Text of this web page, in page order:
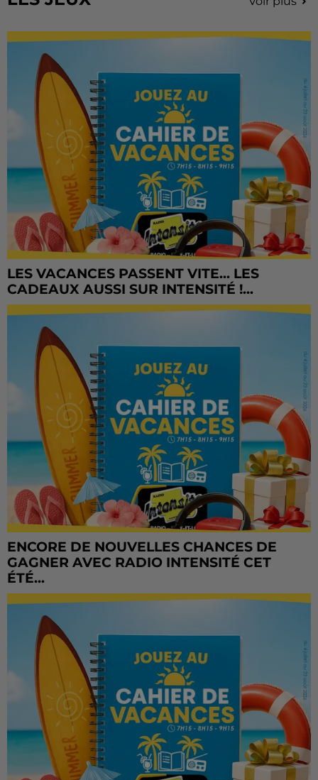
LES VACANCES PASSENT VITE... LES
CADEAUX AUSSI SUR INTENSITÉ !...
ENCORE DE NOUVELLES CHANCES DE
GAGNER AVEC RADIO INTENSITÉ CET
ÉTÉ...